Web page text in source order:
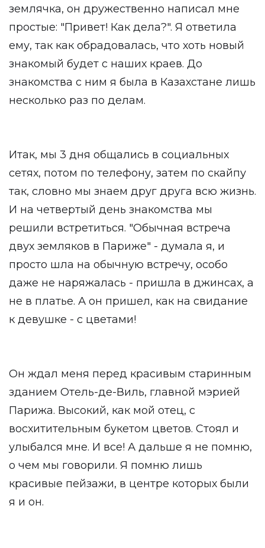
землячка, он дружественно написал мне
простые: "Привет! Как дела?". Я ответила
ему, так как обрадовалась, что хоть новый
знакомый будет с наших краев. До
знакомства с ним я была в Казахстане лишь
несколько раз по делам.
Итак, мы 3 дня общались в социальных
сетях, потом по телефону, затем по скайпу
так, словно мы знаем друг друга всю жизнь.
И на четвертый день знакомства мы
решили встретиться. "Обычная встреча
двух земляков в Париже" - думала я, и
просто шла на обычную встречу, особо
даже не наряжалась - пришла в джинсах, а
не в платье. А он пришел, как на свидание
к девушке - с цветами!
Он ждал меня перед красивым старинным
зданием Отель-де-Виль, главной мэрией
Парижа. Высокий, как мой отец, с
восхитительным букетом цветов. Стоял и
улыбался мне. И все! А дальше я не помню,
о чем мы говорили. Я помню лишь
красивые пейзажи, в центре которых были
я и он.